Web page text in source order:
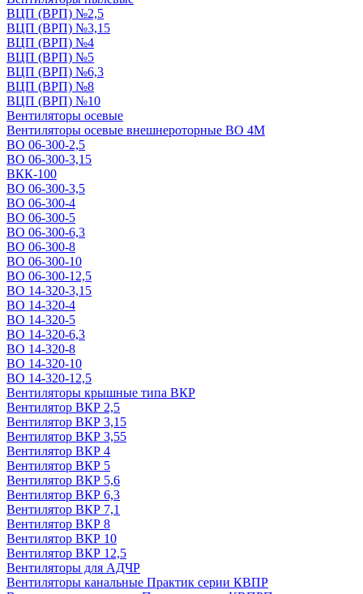
ВЦП (ВРП) №2,5
ВЦП (ВРП) №3,15
ВЦП (ВРП) №4
ВЦП (ВРП) №5
ВЦП (ВРП) №6,3
ВЦП (ВРП) №8
ВЦП (ВРП) №10
Вентиляторы осевые
Вентиляторы осевые внешнероторные ВО 4М
ВО 06-300-2,5
ВО 06-300-3,15
ВКК-100
ВО 06-300-3,5
ВО 06-300-4
ВО 06-300-5
ВО 06-300-6,3
ВО 06-300-8
ВО 06-300-10
ВО 06-300-12,5
ВО 14-320-3,15
ВО 14-320-4
ВО 14-320-5
ВО 14-320-6,3
ВО 14-320-8
ВО 14-320-10
ВО 14-320-12,5
Вентиляторы крышные типа ВКР
Вентилятор ВКР 2,5
Вентилятор ВКР 3,15
Вентилятор ВКР 3,55
Вентилятор ВКР 4
Вентилятор ВКР 5
Вентилятор ВКР 5,6
Вентилятор ВКР 6,3
Вентилятор ВКР 7,1
Вентилятор ВКР 8
Вентилятор ВКР 10
Вентилятор ВКР 12,5
Вентиляторы для АДЧР
Вентиляторы канальные Практик серии КВПР